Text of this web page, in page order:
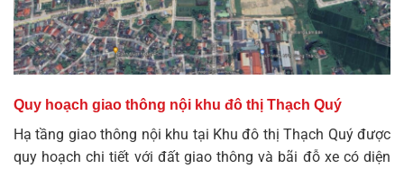
Quy hoạch giao thông nội khu đô thị Thạch Quý
Hạ tầng giao thông nội khu tại Khu đô thị Thạch Quý được
quy hoạch chi tiết với đất giao thông và bãi đỗ xe có diện